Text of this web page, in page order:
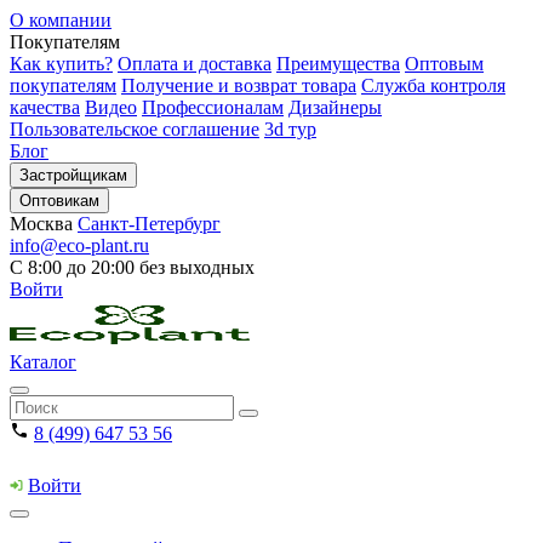
О компании
Покупателям
Как купить? Оплата и доставка Преимущества Оптовым
покупателям Получение и возврат товара Служба контроля
качества Видео Профессионалам Дизайнеры
Пользовательское соглашение 3d тур
Блог
Застройщикам
Оптовикам
Москва Санкт-Петербург
info@eco-plant.ru
С 8:00 до 20:00 без выходных
Войти
Каталог
8 (499) 647 53 56
Войти